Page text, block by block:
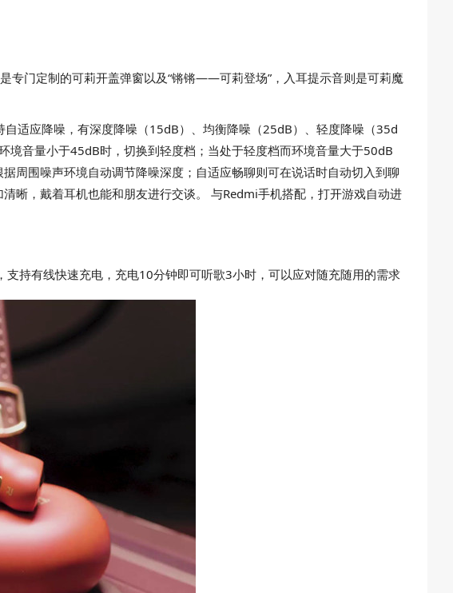
专门定制的可莉开盖弹窗以及“锵锵——可莉登场”，入耳提示音则是可莉魔
适应降噪，有深度降噪（15dB）、均衡降噪（25dB）、轻度降噪（35d
音量小于45dB时，切换到轻度档；当处于轻度档而环境音量大于50dB
周围噪声环境自动调节降噪深度；自适应畅聊则可在说话时自动切入到聊
晰，戴着耳机也能和朋友进行交谈。 与Redmi手机搭配，打开游戏自动进
持有线快速充电，充电10分钟即可听歌3小时，可以应对随充随用的需求